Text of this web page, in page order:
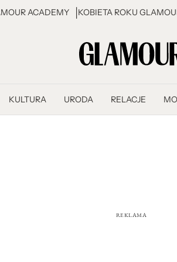
ACADEMY KOBIETA ROKU
KULTURA URODA RELACJE